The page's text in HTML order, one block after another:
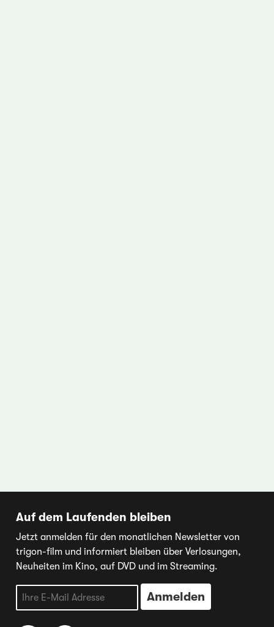
Auf dem Laufenden bleiben
Jetzt anmelden für den monatlichen Newsletter von
trigon-film und informiert bleiben über Verlosungen,
Neuheiten im Kino, auf DVD und im Streaming.